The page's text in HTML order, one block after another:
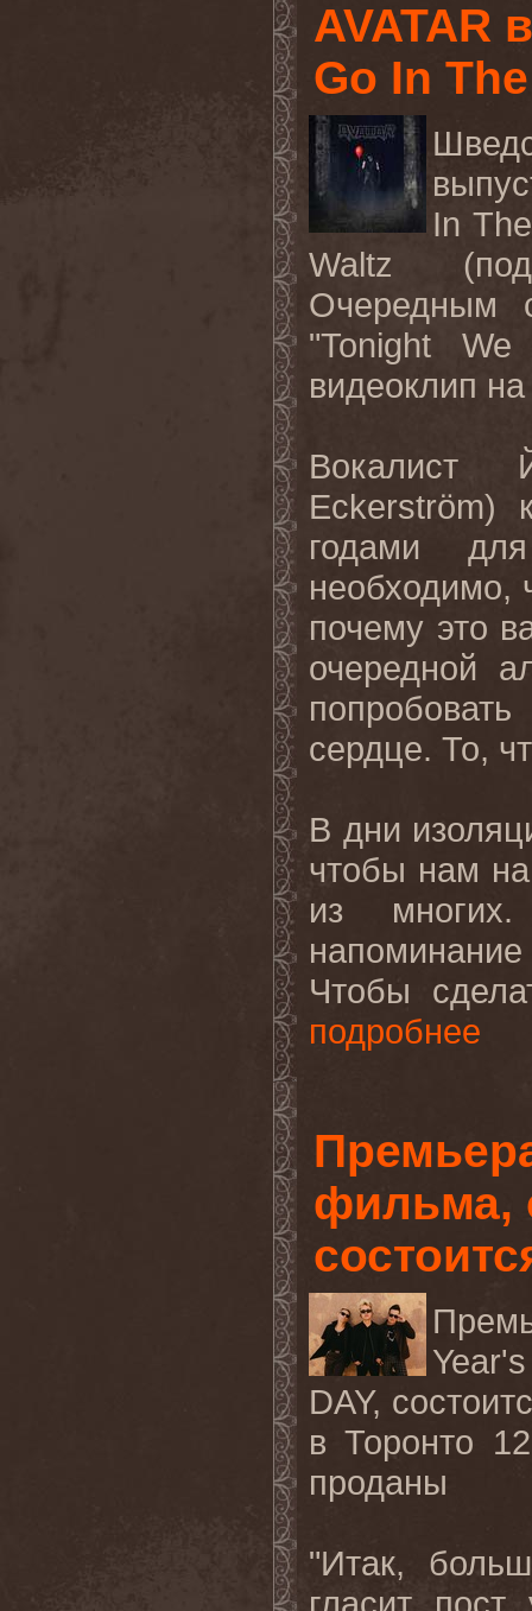
AVATAR
Go In
In
Waltz
Очередным
"Tonight
видеоклип
Вокалист
Eckerström)
годами
необходимо,
почему это
очередной
сердце. То,
В дни
чтобы нам
из
Чтобы
подробнее
фильма,
DAY,
в Торонто
проданы
"Итак,